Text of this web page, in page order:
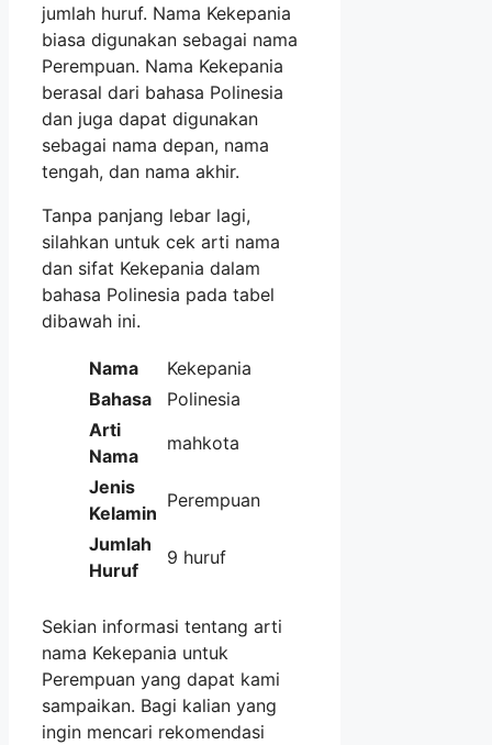
jumlah huruf. Nama Kekepania
biasa digunakan sebagai nama
Perempuan. Nama Kekepania
berasal dari bahasa Polinesia
dan juga dapat digunakan
sebagai nama depan, nama
tengah, dan nama akhir.
Tanpa panjang lebar lagi,
silahkan untuk cek arti nama
dan sifat Kekepania dalam
bahasa Polinesia pada tabel
dibawah ini.
Nama
Kekepania
Bahasa
Polinesia
Arti
Nama
mahkota
Jenis
Kelamin
Perempuan
Jumlah
Huruf
9 huruf
Sekian informasi tentang arti
nama Kekepania untuk
Perempuan yang dapat kami
sampaikan. Bagi kalian yang
ingin mencari rekomendasi